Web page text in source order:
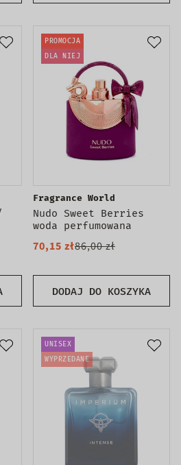
PROMOCJA
DLA NIEJ
DODAJ DO KOSZYKA
Fragrance World
Nudo Sweet Berries
woda perfumowana
70,15 zł86,00 zł
UNISEX
WYPRZEDANE